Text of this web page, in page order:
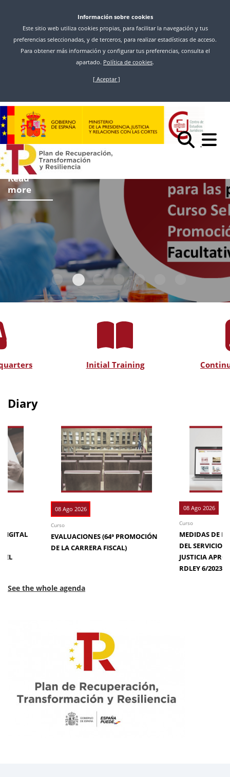
main
Información sobre cookies
Este sitio web utiliza cookies propias, para facilitar la navegación y tus
preferencias seleccionadas, y de terceros, para realizar estadísticas de acceso.
Para obtener más información y configurar tus preferencias, consulta el
apartado. Política de cookies.
[ Aceptar ]
Read
more
Initial Training
Diary
DIGITAL
EL
08 Ago 2026
Curso
EVALUACIONES (64ª PROMOCIÓN
DE LA CARRERA FISCAL)
08 Ago 2026
Curso
MEDIDAS DE
DEL SERVICIO
JUSTICIA
RDLEY 6/2023
See the whole agenda